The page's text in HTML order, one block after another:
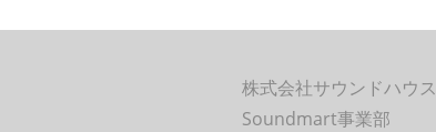
株式会社サウンドハウス
Soundmart事業部